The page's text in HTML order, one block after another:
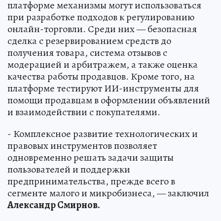
платформе механизмы могут использоваться
при разработке подходов к регулированию
онлайн-торговли. Среди них — безопасная
сделка с резервированием средств до
получения товара, система отзывов с
модерацией и арбитражем, а также оценка
качества работы продавцов. Кроме того, на
платформе тестируют ИИ-инструменты для
помощи продавцам в оформлении объявлений
и взаимодействии с покупателями.
- Комплексное развитие технологических и
правовых инструментов позволяет
одновременно решать задачи защиты
пользователей и поддержки
предпринимательства, прежде всего в
сегменте малого и микробизнеса, — заключил
Александр Смирнов.